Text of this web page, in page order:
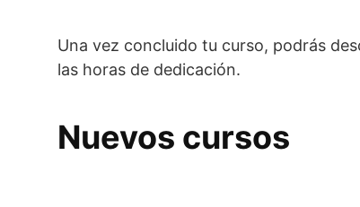
Una vez concluido tu curso, podrás
las horas de dedicación.
Nuevos cursos